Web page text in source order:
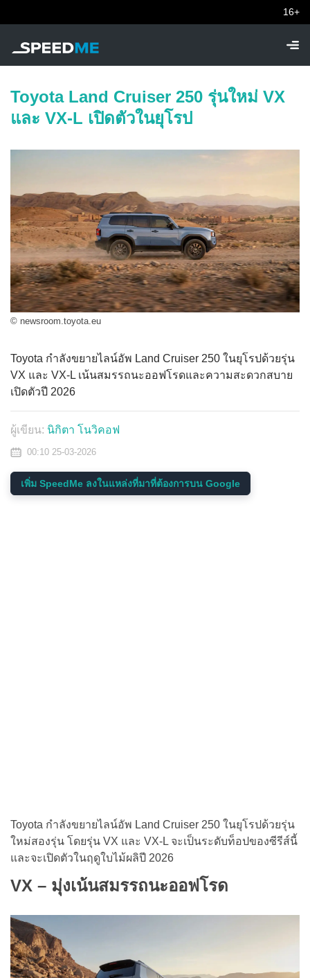
16+
Toyota Land Cruiser 250 รุ่นใหม่ VX
และ VX-L เปิดตัวในยุโรป
© newsroom.toyota.eu
Toyota กำลังขยายไลน์อัพ Land Cruiser 250 ในยุโรปด้วยรุ่น
VX และ VX-L เน้นสมรรถนะออฟโรดและความสะดวกสบาย
เปิดตัวปี 2026
ผู้เขียน: นิกิตา โนวิคอฟ
00:10 25-03-2026
เพิ่ม SpeedMe ลงในแหล่งที่มาที่ต้องการบน Google
Toyota กำลังขยายไลน์อัพ Land Cruiser 250 ในยุโรปด้วยรุ่น
ใหม่สองรุ่น โดยรุ่น VX และ VX-L จะเป็นระดับท็อปของซีรีส์นี้
และจะเปิดตัวในฤดูใบไม้ผลิปี 2026
VX – มุ่งเน้นสมรรถนะออฟโรด